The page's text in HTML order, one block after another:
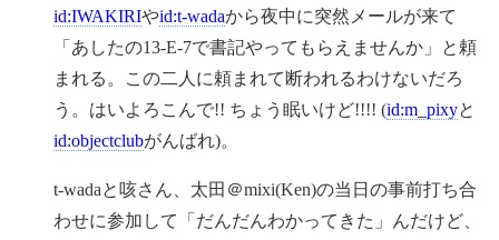
id:IWAKIRIやid:t-wadaから夜中に突然メールが来て
「あしたの13-E-7で書記やってもらえませんか」と頼
まれる。この二人に頼まれて断われるわけないだろ
う。はいよろこんで!! ちょう眠いけど!!!! (id:m_pixyと
id:objectclubがんばれ)。
t-wadaと咳さん、太田＠mixi(Ken)の当日の事前打ち合
わせに参加して「だんだんわかってきた」んだけど、